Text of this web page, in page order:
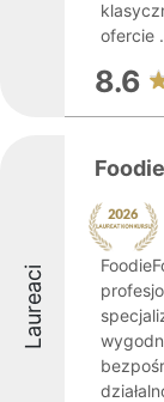
ofercie
8.6
Laureaci